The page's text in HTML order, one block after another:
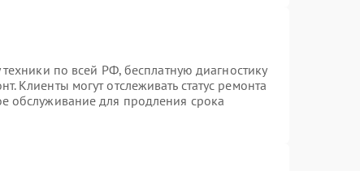
по всей РФ, бесплатную диагностику
Клиенты могут отслеживать статус ремонта
обслуживание для продления срока